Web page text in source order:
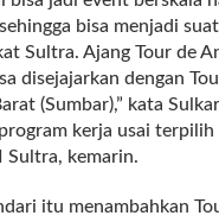
bisa menjadi
Sultra. Ajang Tour de
disejajarkan dengan
(Sumbar),” kata
kerja usai terpilih
Sultra, kemarin.
itu menambahkan